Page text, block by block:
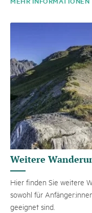
Weitere
Hier finden Sie weitere
sowohl für
geeignet sind.